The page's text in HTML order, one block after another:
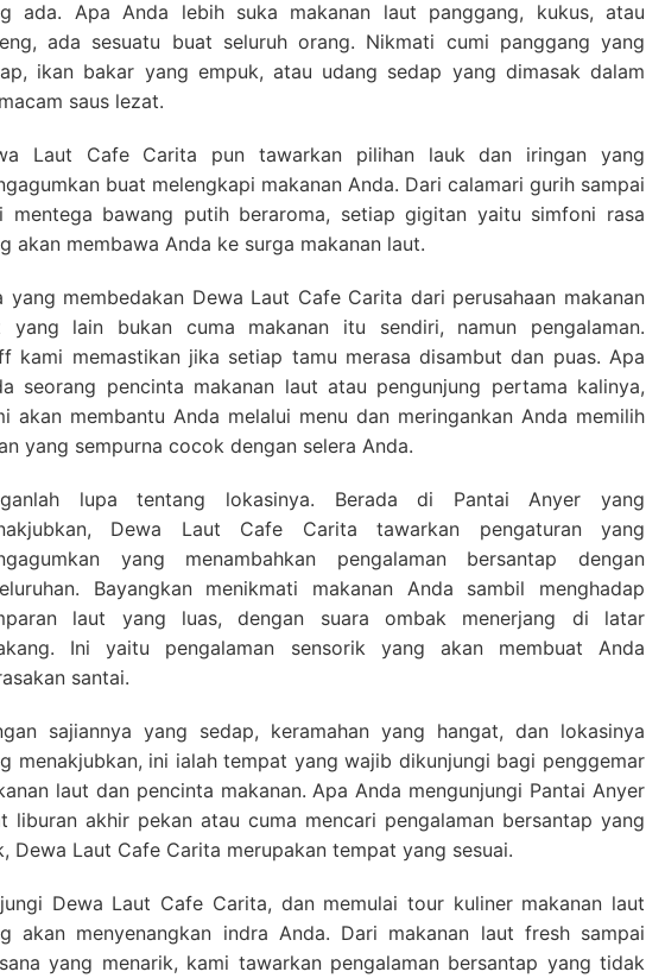
ada. Apa Anda lebih suka makanan laut panggang, kukus, atau
ada sesuatu buat seluruh orang. Nikmati cumi panggang yang
ikan bakar yang empuk, atau udang sedap yang dimasak dalam
saus lezat.
Laut Cafe Carita pun tawarkan pilihan lauk dan iringan yang
buat melengkapi makanan Anda. Dari calamari gurih sampai
mentega bawang putih beraroma, setiap gigitan yaitu simfoni rasa
akan membawa Anda ke surga makanan laut.
yang membedakan Dewa Laut Cafe Carita dari perusahaan makanan
yang lain bukan cuma makanan itu sendiri, namun pengalaman.
kami memastikan jika setiap tamu merasa disambut dan puas. Apa
seorang pencinta makanan laut atau pengunjung pertama kalinya,
akan membantu Anda melalui menu dan meringankan Anda memilih
yang sempurna cocok dengan selera Anda.
lupa tentang lokasinya. Berada di Pantai Anyer yang
Dewa Laut Cafe Carita tawarkan pengaturan yang
yang menambahkan pengalaman bersantap dengan
Bayangkan menikmati makanan Anda sambil menghadap
laut yang luas, dengan suara ombak menerjang di latar
Ini yaitu pengalaman sensorik yang akan membuat Anda
santai.
sajiannya yang sedap, keramahan yang hangat, dan lokasinya
menakjubkan, ini ialah tempat yang wajib dikunjungi bagi penggemar
laut dan pencinta makanan. Apa Anda mengunjungi Pantai Anyer
liburan akhir pekan atau cuma mencari pengalaman bersantap yang
Dewa Laut Cafe Carita merupakan tempat yang sesuai.
Dewa Laut Cafe Carita, dan memulai tour kuliner makanan laut
akan menyenangkan indra Anda. Dari makanan laut fresh sampai
yang menarik, kami tawarkan pengalaman bersantap yang tidak